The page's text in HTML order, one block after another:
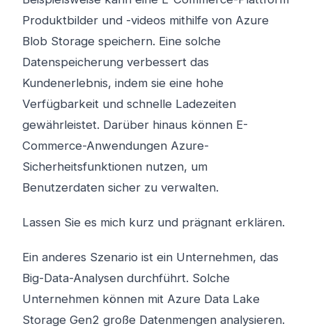
Produktbilder und -videos mithilfe von Azure
Blob Storage speichern. Eine solche
Datenspeicherung verbessert das
Kundenerlebnis, indem sie eine hohe
Verfügbarkeit und schnelle Ladezeiten
gewährleistet. Darüber hinaus können E-
Commerce-Anwendungen Azure-
Sicherheitsfunktionen nutzen, um
Benutzerdaten sicher zu verwalten.
Lassen Sie es mich kurz und prägnant erklären.
Ein anderes Szenario ist ein Unternehmen, das
Big-Data-Analysen durchführt. Solche
Unternehmen können mit Azure Data Lake
Storage Gen2 große Datenmengen analysieren.